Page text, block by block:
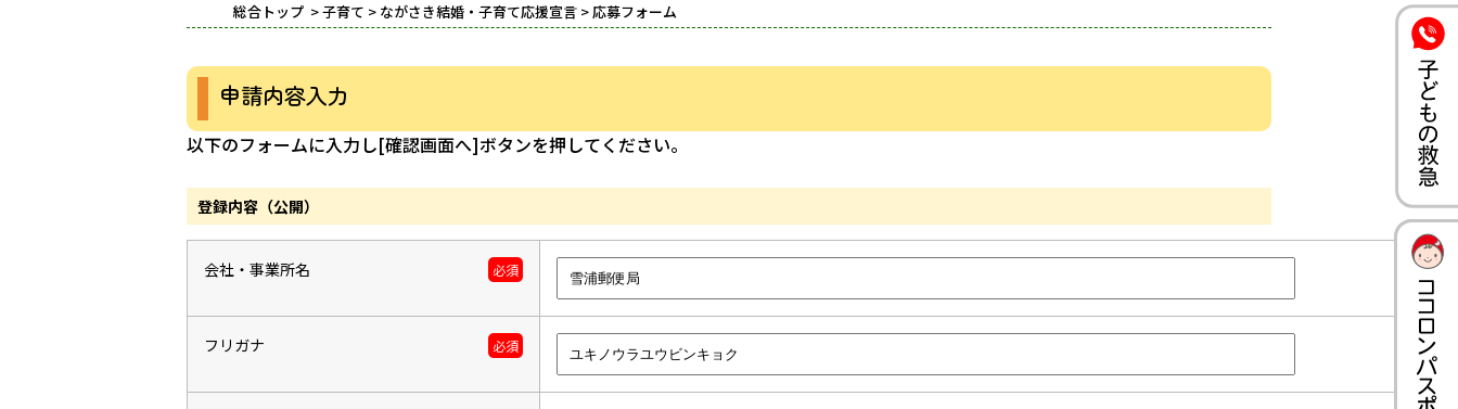
総合トップ >子育て > ながさき結婚・子育て応援宣言 > 応募フォーム
申請内容入力
以下のフォームに入力し[確認画面へ]ボタンを押してください。
登録内容（公開）
会社・事業所名 必須
フリガナ 必須